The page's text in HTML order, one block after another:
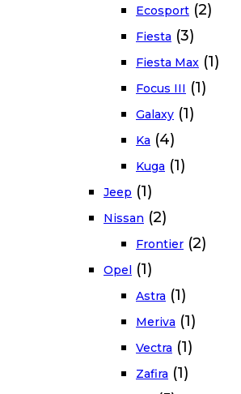
Ecosport (2)
Fiesta (3)
Fiesta Max (1)
Focus III (1)
Galaxy (1)
Ka (4)
Kuga (1)
Jeep (1)
Nissan (2)
Frontier (2)
Opel (1)
Astra (1)
Meriva (1)
Vectra (1)
Zafira (1)